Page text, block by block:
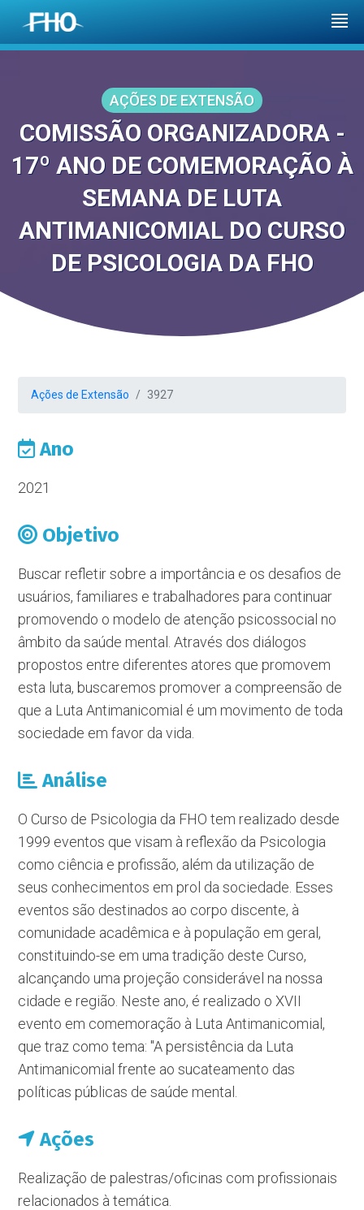
AÇÕES DE EXTENSÃO
COMISSÃO ORGANIZADORA -
17º ANO DE COMEMORAÇÃO À
SEMANA DE LUTA
ANTIMANICOMIAL DO CURSO
DE PSICOLOGIA DA FHO
Ações de Extensão 3927
Ano
2021
Objetivo
Buscar refletir sobre a importância e os desafios de
usuários, familiares e trabalhadores para continuar
promovendo o modelo de atenção psicossocial no
âmbito da saúde mental. Através dos diálogos
propostos entre diferentes atores que promovem
esta luta, buscaremos promover a compreensão de
que a Luta Antimanicomial é um movimento de toda
sociedade em favor da vida.
Análise
O Curso de Psicologia da FHO tem realizado desde
1999 eventos que visam à reflexão da Psicologia
como ciência e profissão, além da utilização de
seus conhecimentos em prol da sociedade. Esses
eventos são destinados ao corpo discente, à
comunidade acadêmica e à população em geral,
constituindo-se em uma tradição deste Curso,
alcançando uma projeção considerável na nossa
cidade e região. Neste ano, é realizado o XVII
evento em comemoração à Luta Antimanicomial,
que traz como tema: "A persistência da Luta
Antimanicomial frente ao sucateamento das
políticas públicas de saúde mental.
Ações
Realização de palestras/oficinas com profissionais
relacionados à temática.